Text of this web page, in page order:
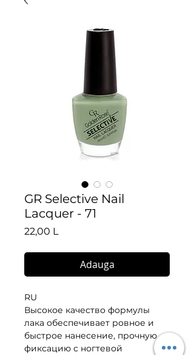
GR Selective Nail
Lacquer - 71
22,00 L
Adauga
RU
Высокое качество формулы
лака обеспечивает ровное и
быстрое нанесение, прочную
фиксацию с ногтевой